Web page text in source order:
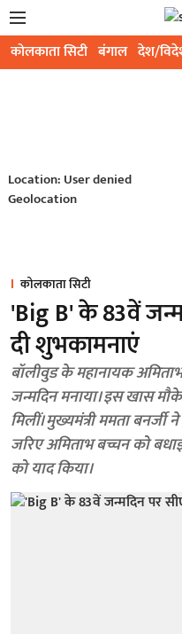
कोलकाता सिटी बंगाल देश/
Location: User denied
Geolocation
कोलकाता सिटी
'Big B' के 83वें
दी शुभकामनाएं
बॉलीवुड के महानायक
जन्मदिन मनाया। इस खास
मिलीं। मुख्यमंत्री ममता
जरिए अमिताभ बच्चन को
को याद किया।